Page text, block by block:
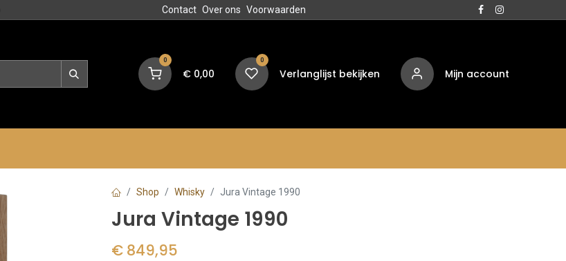
Contact Over ons Voorwaarden
0
€ 0,00
0
Verlanglijst bekijken Mijn account
Shop Whisky Jura Vintage 1990
Jura Vintage 1990
€ 849,95